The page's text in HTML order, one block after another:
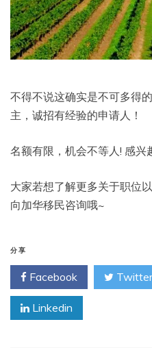
不得不说这确实是不可多得
主，诚招有经验的申请人！
名额有限，机会不等人! 感兴
大家若想了解更多关于职位
向加华移民咨询哦~
分享
Facebook Twitter
Linkedin